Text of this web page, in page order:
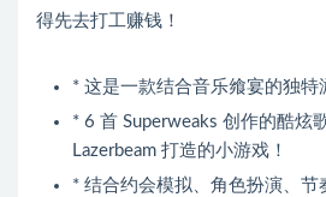
得先去打工赚钱！
* 这是一款结合音乐飨宴的独特
* 6 首 Superweaks 创作的酷炫
Lazerbeam 打造的小游戏！
* 结合约会模拟、角色扮演、